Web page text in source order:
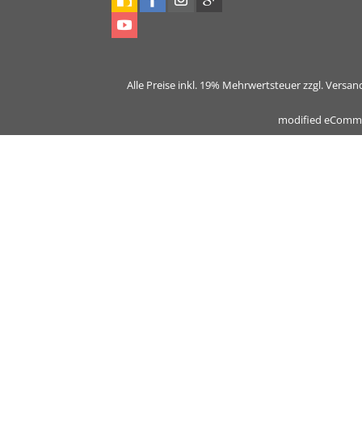
Alle Preise inkl. 19% Mehrwertsteuer zzgl.
modified